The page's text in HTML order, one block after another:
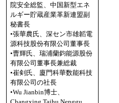
院安全総監、中国新型エネ
ルギー貯蔵産業革新連盟副
秘書長
•張華農氏、深セン市雄韜電
源科技股份有限公司董事長
•曹輝氏、瑞浦蘭鈞能源股份
有限公司董事長兼総裁
•崔剣氏、廈門科華数能科技
有限公司の社長
•Wu Jianbin博士、